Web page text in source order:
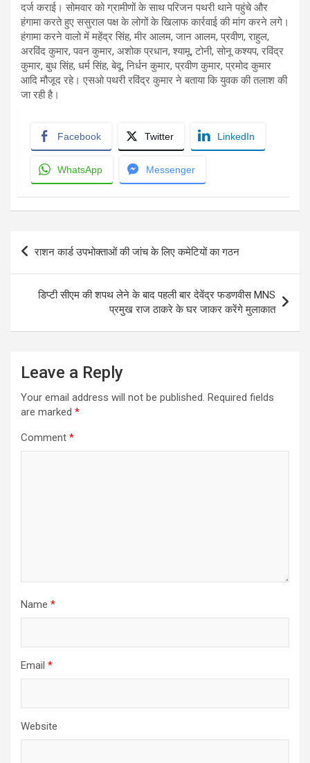
दर्ज कराई। सोमवार को ग्रामीणों के साथ परिजन पथरी थाने पहुंचे और
हंगामा करते हुए ससुराल पक्ष के लोगों के खिलाफ कार्रवाई की मांग करने लगे।
हंगामा करने वालो में महेंद्र सिंह, मीर आलम, जान आलम, प्रवीण, राहुल,
अरविंद कुमार, पवन कुमार, अशोक प्रधान, श्यामू, टोनी, सोनू कश्यप, रविंद्र
कुमार, बुध सिंह, धर्म सिंह, बेदू, निर्धन कुमार, प्रवीण कुमार, प्रमोद कुमार
आदि मौजूद रहे। एसओ पथरी रविंद्र कुमार ने बताया कि युवक की तलाश की
जा रही है।
Facebook Twitter LinkedIn
WhatsApp Messenger
Post
राशन कार्ड उपभोक्ताओं की जांच के लिए कमेटियों का गठन
डिप्टी सीएम की शपथ लेने के बाद पहली बार देवेंद्र फडणवीस MNS
प्रमुख राज ठाकरे के घर जाकर करेंगे मुलाकात
Leave a Reply
Your email address will not be published. Required fields
are marked *
Comment *
Name *
Email *
Website